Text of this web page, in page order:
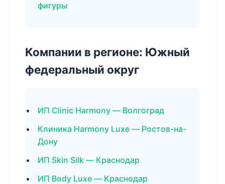
фигуры
Компании в регионе: Южный
федеральный округ
ИП Clinic Harmony — Волгоград
Клиника Harmony Luxe — Ростов-на-
Дону
ИП Skin Silk — Краснодар
ИП Body Luxe — Краснодар